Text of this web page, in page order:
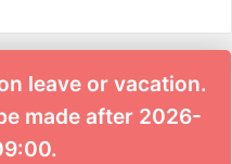
leave or vacation.
made after 2026-